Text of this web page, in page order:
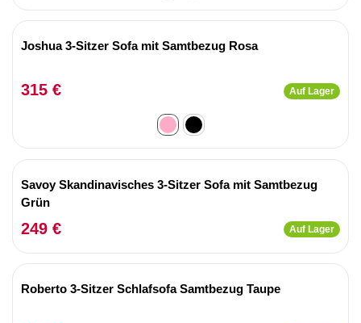
Joshua 3-Sitzer Sofa mit Samtbezug Rosa
315 € Auf Lager
Savoy Skandinavisches 3-Sitzer Sofa mit Samtbezug
Grün
249 € Auf Lager
Roberto 3-Sitzer Schlafsofa Samtbezug Taupe